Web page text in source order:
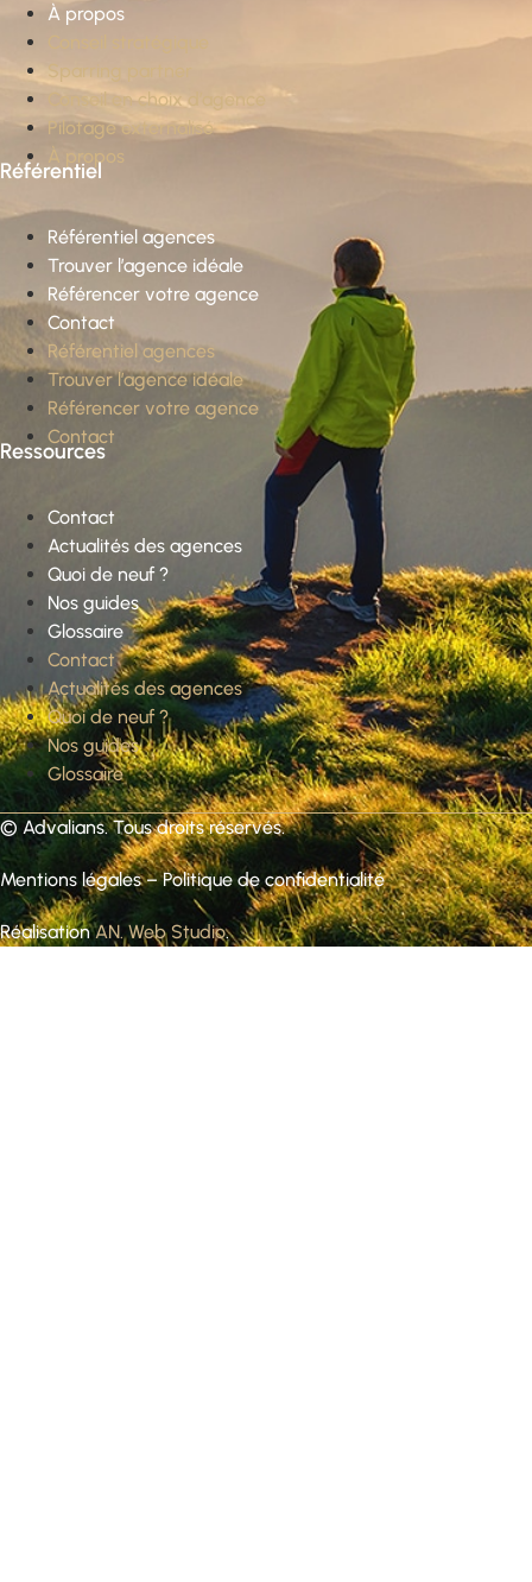
À propos
Sparring partner
Conseil en choix d’agence
Pilotage externalisé
À propos
Référentiel
Référentiel agences
Trouver l’agence idéale
Référencer votre agence
Contact
Référentiel agences
Trouver l’agence idéale
Référencer votre agence
Contact
Ressources
Contact
Actualités des agences
Quoi de neuf ?
Nos guides
Glossaire
Contact
Actualités des agences
Quoi de neuf ?
Nos guides
Glossaire
© Advalians. Tous droits réservés.
Mentions légales–Politique de confidentialité
RéalisationAN. Web Studio.